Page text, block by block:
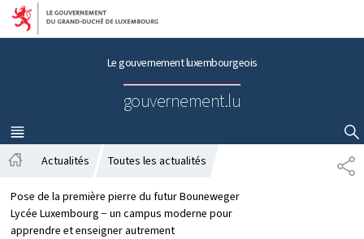
Aller au menu principal
Aller au contenu
Le gouvernement luxembourgeois
gouvernement.lu
MENU
PRINCIPAL
AFFICHER / MASQUER LA RECHERCHE
P
A
c
c
u
Actualités Toutes les actualités
Pose de la première pierre du futur Bouneweger
Lycée Luxembourg − un campus moderne pour
apprendre et enseigner autrement